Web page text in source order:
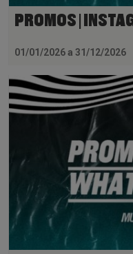
PROMOS |
01/01/2026 a 31/12/2026